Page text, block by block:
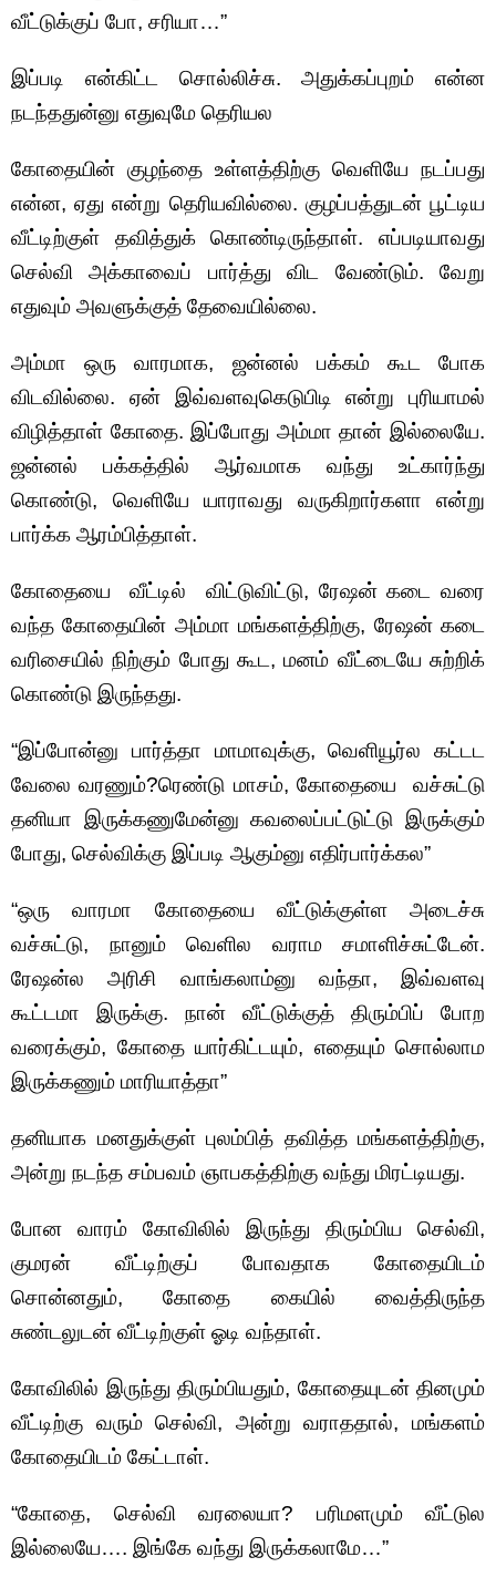
வீட்டுக்குப் போ, சரியா…”
இப்படி என்கிட்ட சொல்லிச்சு. அதுக்கப்புறம் என்ன
நடந்ததுன்னு எதுவுமே தெரியல
கோதையின் குழந்தை உள்ளத்திற்கு வெளியே நடப்பது
என்ன, ஏது என்று தெரியவில்லை. குழப்பத்துடன் பூட்டிய
வீட்டிற்குள் தவித்துக் கொண்டிருந்தாள். எப்படியாவது
செல்வி அக்காவைப் பார்த்து விட வேண்டும். வேறு
எதுவும் அவளுக்குத் தேவையில்லை.
அம்மா ஒரு வாரமாக, ஜன்னல் பக்கம் கூட போக
விடவில்லை. ஏன் இவ்வளவுகெடுபிடி என்று புரியாமல்
விழித்தாள் கோதை. இப்போது அம்மா தான் இல்லையே.
ஜன்னல் பக்கத்தில் ஆர்வமாக வந்து உட்கார்ந்து
கொண்டு, வெளியே யாராவது வருகிறார்களா என்று
பார்க்க ஆரம்பித்தாள்.
கோதையை வீட்டில் விட்டுவிட்டு, ரேஷன் கடை வரை
வந்த கோதையின் அம்மா மங்களத்திற்கு, ரேஷன் கடை
வரிசையில் நிற்கும் போது கூட, மனம் வீட்டையே சுற்றிக்
கொண்டு இருந்தது.
“இப்போன்னு பார்த்தா மாமாவுக்கு, வெளியூர்ல கட்டட
வேலை வரணும்?ரெண்டு மாசம், கோதையை வச்சுட்டு
தனியா இருக்கணுமேன்னு கவலைப்பட்டுட்டு இருக்கும்
போது, செல்விக்கு இப்படி ஆகும்னு எதிர்பார்க்கல”
“ஒரு வாரமா கோதையை வீட்டுக்குள்ள அடைச்சு
வச்சுட்டு, நானும் வெளில வராம சமாளிச்சுட்டேன்.
ரேஷன்ல அரிசி வாங்கலாம்னு வந்தா, இவ்வளவு
கூட்டமா இருக்கு. நான் வீட்டுக்குத் திரும்பிப் போற
வரைக்கும், கோதை யார்கிட்டயும், எதையும் சொல்லாம
இருக்கணும் மாரியாத்தா”
தனியாக மனதுக்குள் புலம்பித் தவித்த மங்களத்திற்கு,
அன்று நடந்த சம்பவம் ஞாபகத்திற்கு வந்து மிரட்டியது.
போன வாரம் கோவிலில் இருந்து திரும்பிய செல்வி,
குமரன் வீட்டிற்குப் போவதாக கோதையிடம்
சொன்னதும், கோதை கையில் வைத்திருந்த
சுண்டலுடன் வீட்டிற்குள் ஓடி வந்தாள்.
கோவிலில் இருந்து திரும்பியதும், கோதையுடன் தினமும்
வீட்டிற்கு வரும் செல்வி, அன்று வராததால், மங்களம்
கோதையிடம் கேட்டாள்.
“கோதை, செல்வி வரலையா? பரிமளமும் வீட்டுல
இல்லையே…. இங்கே வந்து இருக்கலாமே…”